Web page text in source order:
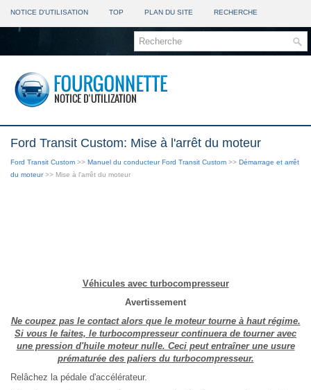
NOTICE D'UTILISATION TOP PLAN DU SITE RECHERCHE
Ford Transit Custom: Mise à l'arrêt du moteur
Ford Transit Custom >> Manuel du conducteur Ford Transit Custom >> Démarrage et arrêt
du moteur>> Mise à l'arrêt du moteur
Véhicules avec turbocompresseur
Avertissement
Ne coupez pas le contact alors que le moteur tourne à haut régime.
Si vous le faites, le turbocompresseur continuera de tourner avec
une pression d'huile moteur nulle. Ceci peut entraîner une usure
prématurée des paliers du turbocompresseur.
Relâchez la pédale d'accélérateur.